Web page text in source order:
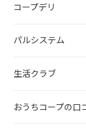
コープデリ
パルシステム
生活クラブ
おうちコープの口